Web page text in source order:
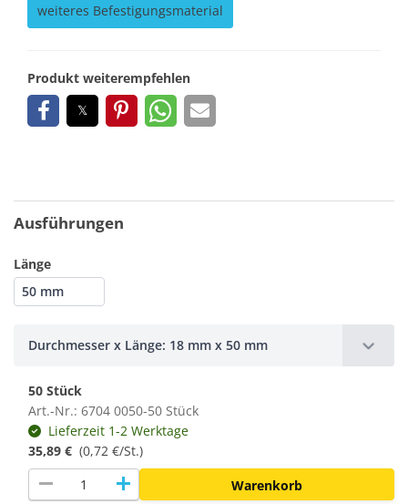
weiteres Befestigungsmaterial
Produkt weiterempfehlen
Ausführungen
Länge
50 mm
Durchmesser x Länge: 18 mm x 50 mm
50 Stück
Art.-Nr.: 6704 0050-50 Stück
Lieferzeit 1-2 Werktage
35,89 € (0,72 €/St.)
remove add Warenkorb